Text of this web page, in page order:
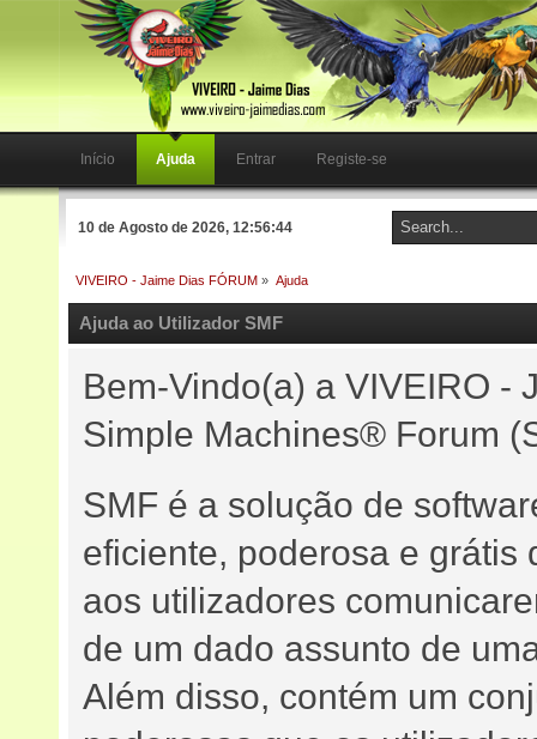
Início Ajuda Entrar Registe-se
10 de Agosto de 2026, 12:56:44
VIVEIRO - Jaime Dias FÓRUM » Ajuda
Ajuda ao Utilizador SMF
Bem-Vindo(a) a VIVEIRO -
Simple Machines® Forum
SMF é a solução de
eficiente, poderosa e grátis
aos utilizadores
de um dado assunto de
Além disso, contém um